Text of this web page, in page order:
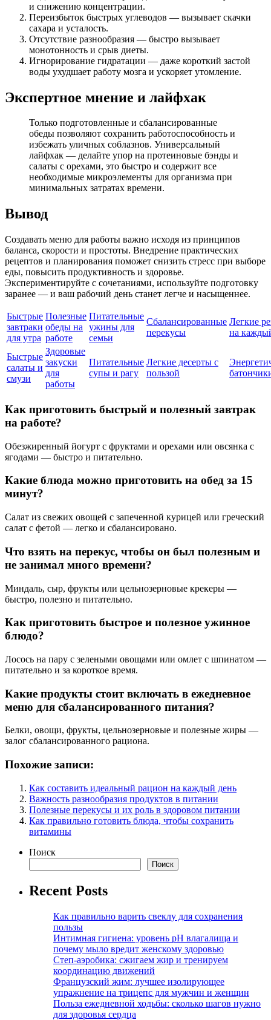
и снижению концентрации.
Переизбыток быстрых углеводов — вызывает скачки
сахара и усталость.
Отсутствие разнообразия — быстро вызывает
монотонность и срыв диеты.
Игнорирование гидратации — даже короткий застой
воды ухудшает работу мозга и ускоряет утомление.
Экспертное мнение и лайфхак
Только подготовленные и сбалансированные
обеды позволяют сохранить работоспособность и
избежать уличных соблазнов. Универсальный
лайфхак — делайте упор на протеиновые бэнды и
салаты с орехами, это быстро и содержит все
необходимые микроэлементы для организма при
минимальных затратах времени.
Вывод
Создавать меню для работы важно исходя из принципов
баланса, скорости и простоты. Внедрение практических
рецептов и планирования поможет снизить стресс при выборе
еды, повысить продуктивность и здоровье.
Экспериментируйте с сочетаниями, используйте подготовку
заранее — и ваш рабочий день станет легче и насыщеннее.
Быстрые
завтраки
для утра
Полезные
обеды на
работе
Питательные
ужины для
семьи
Сбалансированные
перекусы
Легкие
на
Быстрые
салаты и
смузи
Здоровые
закуски
для
работы
Питательные
супы и рагу
Легкие десерты с
пользой
Как приготовить быстрый и полезный завтрак
на работе?
Обезжиренный йогурт с фруктами и орехами или овсянка с
ягодами — быстро и питательно.
Какие блюда можно приготовить на обед за 15
минут?
Салат из свежих овощей с запеченной курицей или греческий
салат с фетой — легко и сбалансировано.
Что взять на перекус, чтобы он был полезным и
не занимал много времени?
Миндаль, сыр, фрукты или цельнозерновые крекеры —
быстро, полезно и питательно.
Как приготовить быстрое и полезное ужинное
блюдо?
Лосось на пару с зелеными овощами или омлет с шпинатом —
питательно и за короткое время.
Какие продукты стоит включать в ежедневное
меню для сбалансированного питания?
Белки, овощи, фрукты, цельнозерновые и полезные жиры —
залог сбалансированного рациона.
Похожие записи:
Как составить идеальный рацион на каждый день
Важность разнообразия продуктов в питании
Полезные перекусы и их роль в здоровом питании
Как правильно готовить блюда, чтобы сохранить
витамины
Поиск
Поиск
Recent Posts
Как правильно варить свеклу для сохранения
пользы
Интимная гигиена: уровень pH влагалища и
почему мыло вредит женскому здоровью
Степ-аэробика: сжигаем жир и тренируем
координацию движений
Французский жим: лучшее изолирующее
упражнение на трицепс для мужчин и женщин
Польза ежедневной ходьбы: сколько шагов нужно
для здоровья сердца